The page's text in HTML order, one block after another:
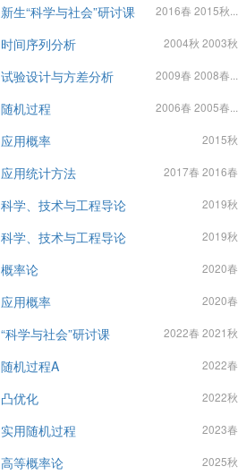
新生“科学与社会”研讨课 2016春 2015秋...
时间序列分析 2004秋 2003秋
试验设计与方差分析 2009春 2008春...
随机过程 2006春 2005春...
应用概率 2015秋
应用统计方法 2017春 2016春
科学、技术与工程导论 2019秋
科学、技术与工程导论 2019秋
概率论 2020春
应用概率 2020春
“科学与社会”研讨课 2022春 2021秋
随机过程A 2022春
凸优化 2022秋
实用随机过程 2023春
高等概率论 2025秋